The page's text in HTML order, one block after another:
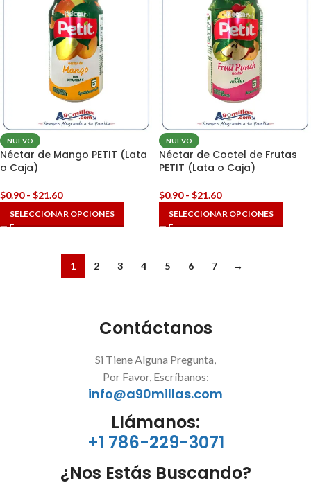
NUEVO
Néctar de Mango PETIT (Lata
o Caja)
$0.90 - $21.60
SELECCIONAR OPCIONES
NUEVO
Néctar de Coctel de Frutas
PETIT (Lata o Caja)
$0.90 - $21.60
SELECCIONAR OPCIONES
1 2 3 4 5 6 7 →
Contáctanos
Si Tiene Alguna Pregunta,
Por Favor, Escríbanos:
info@a90millas.com
Llámanos:
+1 786-229-3071
¿Nos Estás Buscando?